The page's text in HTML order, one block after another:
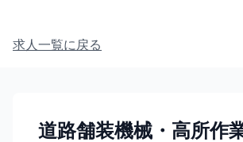
求人一覧に戻る
道路舗装機械・高所作